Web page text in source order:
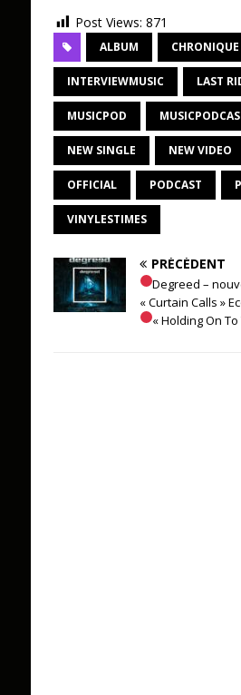
Post Views: 871
ALBUM CHRONIQUE
INTERVIEWMUSIC LAST
MUSICPOD
NEW SINGLE NEW VIDEO
OFFICIAL PODCAST
VINYLESTIMES
PRÉCÉDENT
Degreed –
« Curtain Calls »
« Holding On